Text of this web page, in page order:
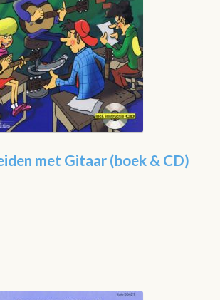
met Gitaar (boek & CD)